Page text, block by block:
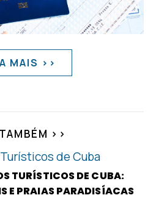
MAIS >>
>>
TURÍSTICOS DE CUBA:
E PRAIAS PARADISÍACAS